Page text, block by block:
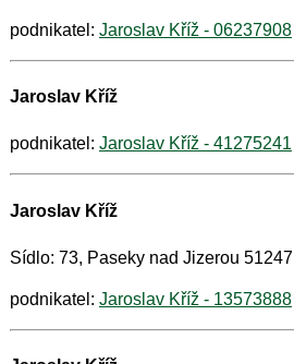
podnikatel: Jaroslav Kříž - 06237908
Jaroslav Kříž
podnikatel: Jaroslav Kříž - 41275241
Jaroslav Kříž
Sídlo: 73, Paseky nad Jizerou 51247
podnikatel: Jaroslav Kříž - 13573888